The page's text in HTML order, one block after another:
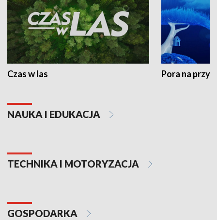
Czas w las Pora na
NAUKA I EDUKACJA
TECHNIKA I MOTORYZACJA
GOSPODARKA